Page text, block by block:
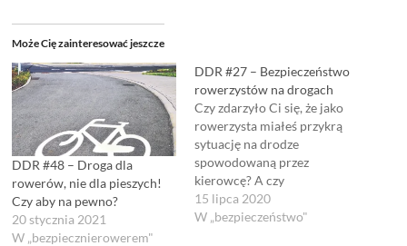
Może Cię zainteresować jeszcze
DDR #48 – Droga dla
rowerów, nie dla pieszych!
Czy aby na pewno?
20 stycznia 2021
W „bezpiecznierowerem"
DDR #27 – Bezpieczeństwo
rowerzystów na drogach
Czy zdarzyło Ci się, że jako
rowerzysta miałeś przykrą
sytuację na drodze
spowodowaną przez
kierowcę? A czy
zastanawiałeś się nad tym
czy Ty - jako rowerzysta -
15 lipca 2020
W „bezpieczeństwo"